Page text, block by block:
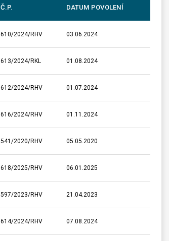
Č.P. DATUM POVOLENÍ
610/2024/RHV 03.06.2024
613/2024/RKL 01.08.2024
612/2024/RHV 01.07.2024
616/2024/RHV 01.11.2024
541/2020/RHV 05.05.2020
618/2025/RHV 06.01.2025
597/2023/RHV 21.04.2023
614/2024/RHV 07.08.2024